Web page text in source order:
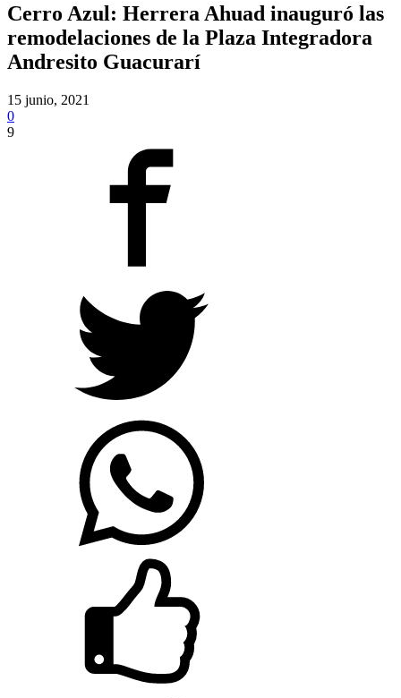
Cerro Azul: Herrera Ahuad inauguró las
remodelaciones de la Plaza Integradora
Andresito Guacurarí
15 junio, 2021
0
9